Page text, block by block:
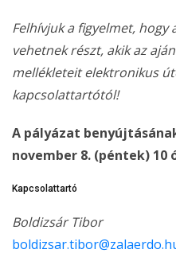
Felhívjuk a figyelmet, hogy
vehetnek részt, akik az
mellékleteit elektronikus
kapcsolattartótól!
A pályázat
november 8. (péntek) 10
Kapcsolattartó
Boldizsár Tibor